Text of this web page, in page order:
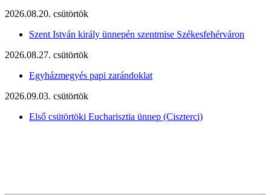
2026.08.20. csütörtök
Szent István király ünnepén szentmise Székesfehérváron
2026.08.27. csütörtök
Egyházmegyés papi zarándoklat
2026.09.03. csütörtök
Első csütörtöki Eucharisztia ünnep (Ciszterci)